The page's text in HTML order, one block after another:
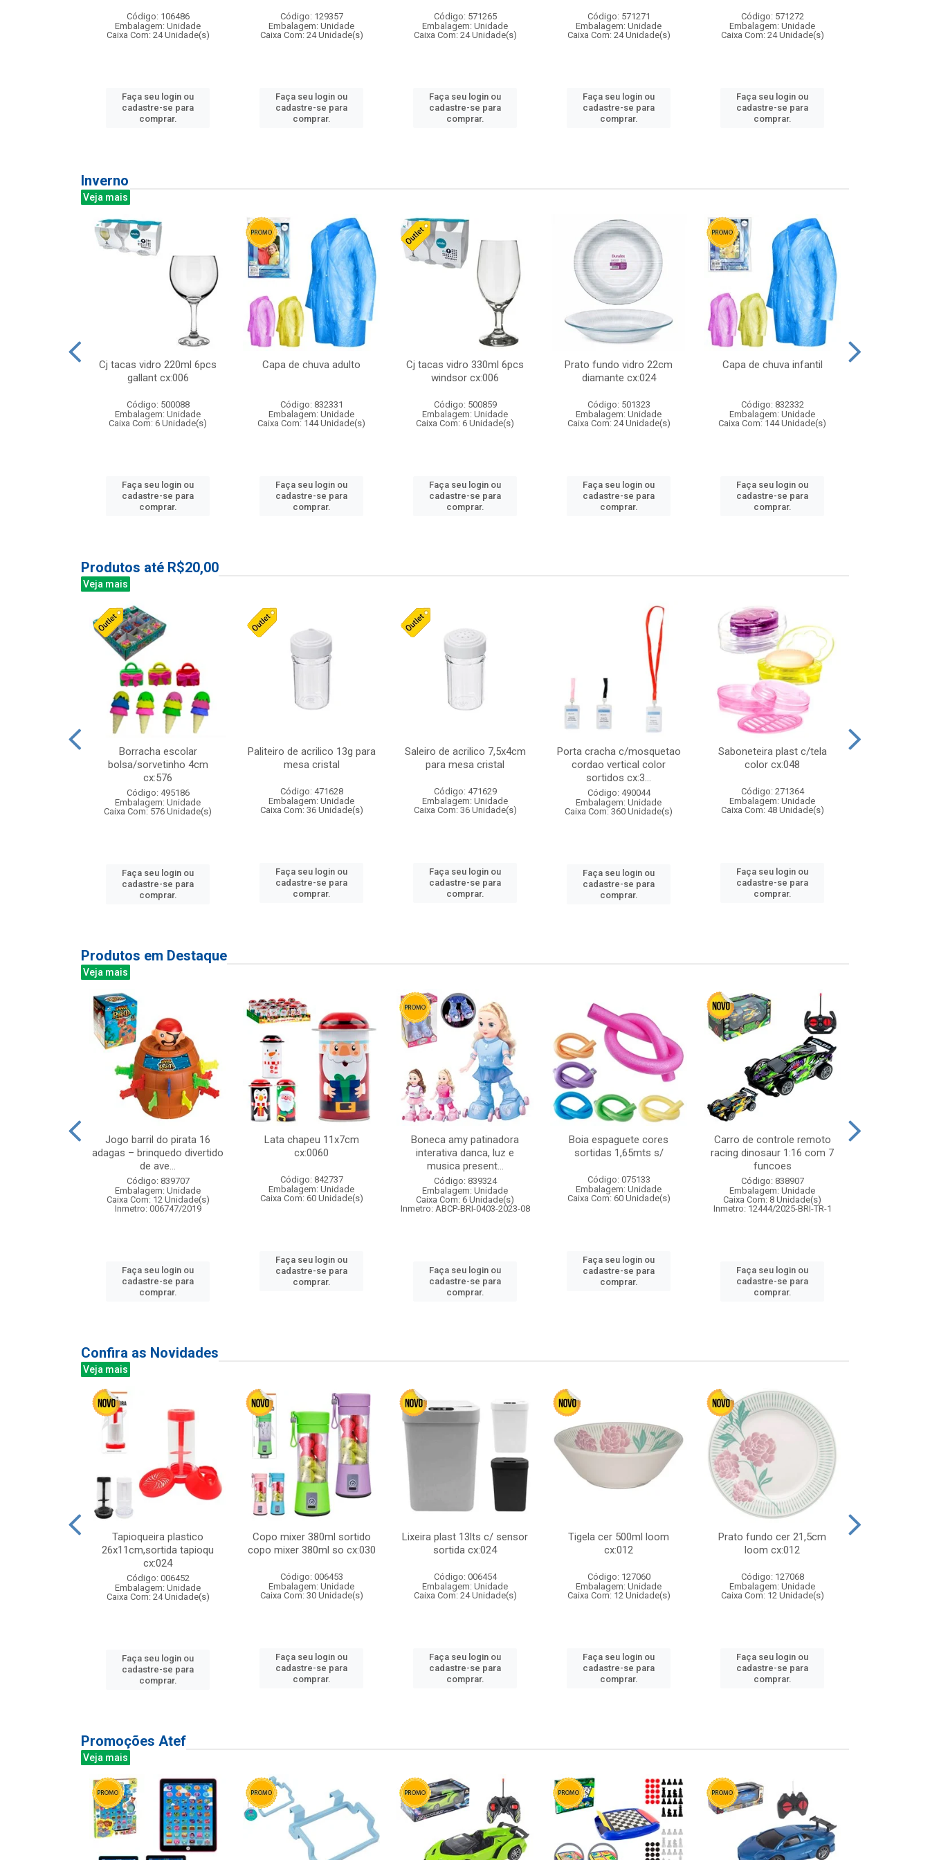
Código: 106486
Embalagem: Unidade
Caixa Com: 24 Unidade(s)
Faça seu login ou
cadastre-se para
comprar.
Código: 129357
Embalagem: Unidade
Caixa Com: 24 Unidade(s)
Faça seu login ou
cadastre-se para
comprar.
Código: 571265
Embalagem: Unidade
Caixa Com: 24 Unidade(s)
Faça seu login ou
cadastre-se para
comprar.
Código: 571271
Embalagem: Unidade
Caixa Com: 24 Unidade(s)
Faça seu login ou
cadastre-se para
comprar.
Código: 571272
Embalagem: Unidade
Caixa Com: 24 Unidade(s)
Faça seu login ou
cadastre-se para
comprar.
Inverno
Veja mais
Cj tacas vidro 220ml 6pcs
gallant cx:006
Código: 500088
Embalagem: Unidade
Caixa Com: 6 Unidade(s)
Faça seu login ou
cadastre-se para
comprar.
Capa de chuva adulto
Código: 832331
Embalagem: Unidade
Caixa Com: 144 Unidade(s)
Faça seu login ou
cadastre-se para
comprar.
Cj tacas vidro 330ml 6pcs
windsor cx:006
Código: 500859
Embalagem: Unidade
Caixa Com: 6 Unidade(s)
Faça seu login ou
cadastre-se para
comprar.
Prato fundo vidro 22cm
diamante cx:024
Código: 501323
Embalagem: Unidade
Caixa Com: 24 Unidade(s)
Faça seu login ou
cadastre-se para
comprar.
Capa de chuva infantil
Código: 832332
Embalagem: Unidade
Caixa Com: 144 Unidade(s)
Faça seu login ou
cadastre-se para
comprar.
Produtos até R$20,00
Veja mais
Borracha escolar
bolsa/sorvetinho 4cm
cx:576
Código: 495186
Embalagem: Unidade
Caixa Com: 576 Unidade(s)
Faça seu login ou
cadastre-se para
comprar.
Paliteiro de acrilico 13g para
mesa cristal
Código: 471628
Embalagem: Unidade
Caixa Com: 36 Unidade(s)
Faça seu login ou
cadastre-se para
comprar.
Saleiro de acrilico 7,5x4cm
para mesa cristal
Código: 471629
Embalagem: Unidade
Caixa Com: 36 Unidade(s)
Faça seu login ou
cadastre-se para
comprar.
Porta cracha c/mosquetao
cordao vertical color
sortidos cx:3...
Código: 490044
Embalagem: Unidade
Caixa Com: 360 Unidade(s)
Faça seu login ou
cadastre-se para
comprar.
Saboneteira plast c/tela
color cx:048
Código: 271364
Embalagem: Unidade
Caixa Com: 48 Unidade(s)
Faça seu login ou
cadastre-se para
comprar.
Produtos em Destaque
Veja mais
Jogo barril do pirata 16
adagas – brinquedo divertido
de ave...
Código: 839707
Embalagem: Unidade
Caixa Com: 12 Unidade(s)
Inmetro: 006747/2019
Faça seu login ou
cadastre-se para
comprar.
Lata chapeu 11x7cm
cx:0060
Código: 842737
Embalagem: Unidade
Caixa Com: 60 Unidade(s)
Faça seu login ou
cadastre-se para
comprar.
Boneca amy patinadora
interativa danca, luz e
musica present...
Código: 839324
Embalagem: Unidade
Caixa Com: 6 Unidade(s)
Inmetro: ABCP-BRI-0403-2023-08
Faça seu login ou
cadastre-se para
comprar.
Boia espaguete cores
sortidas 1,65mts s/
Código: 075133
Embalagem: Unidade
Caixa Com: 60 Unidade(s)
Faça seu login ou
cadastre-se para
comprar.
Carro de controle remoto
racing dinosaur 1:16 com 7
funcoes
Código: 838907
Embalagem: Unidade
Caixa Com: 8 Unidade(s)
Inmetro: 12444/2025-BRI-TR-1
Faça seu login ou
cadastre-se para
comprar.
Confira as Novidades
Veja mais
Tapioqueira plastico
26x11cm,sortida tapioqu
cx:024
Código: 006452
Embalagem: Unidade
Caixa Com: 24 Unidade(s)
Faça seu login ou
cadastre-se para
comprar.
Copo mixer 380ml sortido
copo mixer 380ml so cx:030
Código: 006453
Embalagem: Unidade
Caixa Com: 30 Unidade(s)
Faça seu login ou
cadastre-se para
comprar.
Lixeira plast 13lts c/ sensor
sortida cx:024
Código: 006454
Embalagem: Unidade
Caixa Com: 24 Unidade(s)
Faça seu login ou
cadastre-se para
comprar.
Tigela cer 500ml loom
cx:012
Código: 127060
Embalagem: Unidade
Caixa Com: 12 Unidade(s)
Faça seu login ou
cadastre-se para
comprar.
Prato fundo cer 21,5cm
loom cx:012
Código: 127068
Embalagem: Unidade
Caixa Com: 12 Unidade(s)
Faça seu login ou
cadastre-se para
comprar.
Promoções Atef
Veja mais